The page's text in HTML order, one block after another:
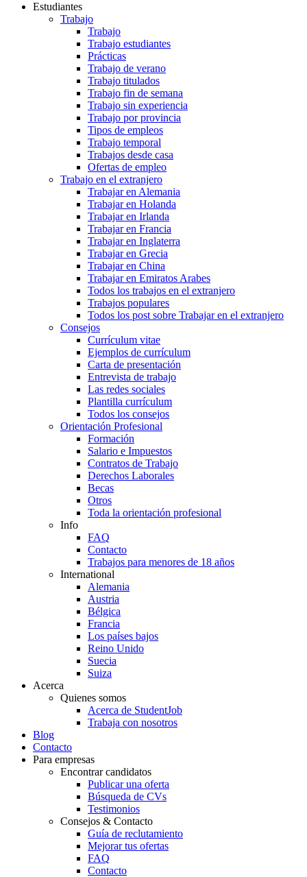
Estudiantes
Trabajo
Trabajo
Trabajo estudiantes
Prácticas
Trabajo de verano
Trabajo titulados
Trabajo fin de semana
Trabajo sin experiencia
Trabajo por provincia
Tipos de empleos
Trabajo temporal
Trabajos desde casa
Ofertas de empleo
Trabajo en el extranjero
Trabajar en Alemania
Trabajar en Holanda
Trabajar en Irlanda
Trabajar en Francia
Trabajar en Inglaterra
Trabajar en Grecia
Trabajar en China
Trabajar en Emiratos Arabes
Todos los trabajos en el extranjero
Trabajos populares
Todos los post sobre Trabajar en el extranjero
Consejos
Currículum vitae
Ejemplos de currículum
Carta de presentación
Entrevista de trabajo
Las redes sociales
Plantilla currículum
Todos los consejos
Orientación Profesional
Formación
Salario e Impuestos
Contratos de Trabajo
Derechos Laborales
Becas
Otros
Toda la orientación profesional
Info
FAQ
Contacto
Trabajos para menores de 18 años
International
Alemania
Austria
Bélgica
Francia
Los países bajos
Reino Unido
Suecia
Suiza
Acerca
Quienes somos
Acerca de StudentJob
Trabaja con nosotros
Blog
Contacto
Para empresas
Encontrar candidatos
Publicar una oferta
Búsqueda de CVs
Testimonios
Consejos & Contacto
Guía de reclutamiento
Mejorar tus ofertas
FAQ
Contacto